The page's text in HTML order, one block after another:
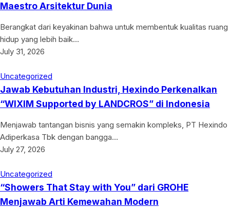
Maestro Arsitektur Dunia
Berangkat dari keyakinan bahwa untuk membentuk kualitas ruang
hidup yang lebih baik…
July 31, 2026
Uncategorized
Jawab Kebutuhan Industri, Hexindo Perkenalkan
“WIXIM Supported by LANDCROS” di Indonesia
Menjawab tantangan bisnis yang semakin kompleks, PT Hexindo
Adiperkasa Tbk dengan bangga…
July 27, 2026
Uncategorized
“Showers That Stay with You” dari GROHE
Menjawab Arti Kemewahan Modern